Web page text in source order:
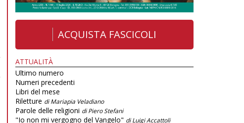
ACQUISTA FASCICOLI
ATTUALITÀ
Ultimo numero
Numeri precedenti
Libri del mese
Riletture di Mariapia Veladiano
Parole delle religioni di Piero Stefani
"Io non mi vergogno del Vangelo" di Luigi Accattoli